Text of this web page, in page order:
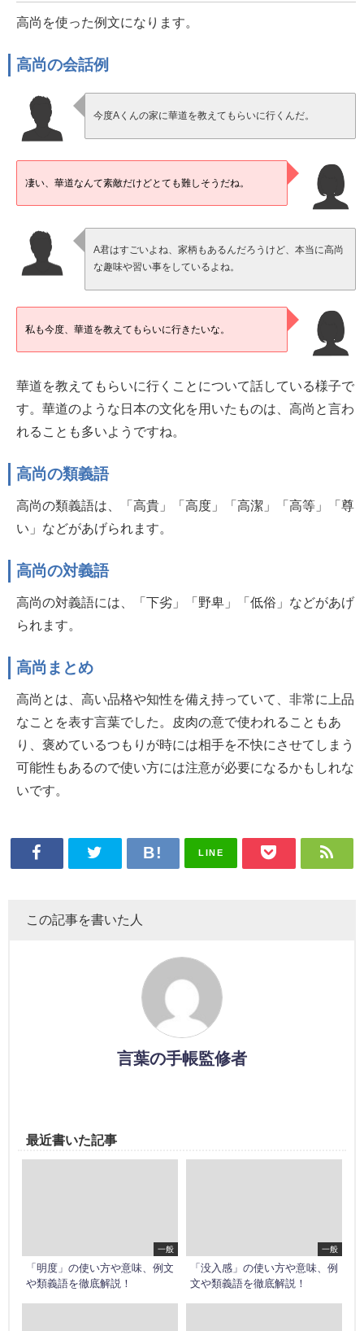
高尚を使った例文になります。
高尚の会話例
今度Aくんの家に華道を教えてもらいに行くんだ。
凄い、華道なんて素敵だけどとても難しそうだね。
A君はすごいよね、家柄もあるんだろうけど、本当に高尚
な趣味や習い事をしているよね。
私も今度、華道を教えてもらいに行きたいな。
華道を教えてもらいに行くことについて話している様子で
す。華道のような日本の文化を用いたものは、高尚と言わ
れることも多いようですね。
高尚の類義語
高尚の類義語は、「高貴」「高度」「高潔」「高等」「尊
い」などがあげられます。
高尚の対義語
高尚の対義語には、「下劣」「野卑」「低俗」などがあげ
られます。
高尚まとめ
高尚とは、高い品格や知性を備え持っていて、非常に上品
なことを表す言葉でした。皮肉の意で使われることもあ
り、褒めているつもりが時には相手を不快にさせてしまう
可能性もあるので使い方には注意が必要になるかもしれな
いです。
LINE
この記事を書いた人
言葉の手帳監修者
最近書いた記事
一般
「明度」の使い方や意味、例文
や類義語を徹底解説！
一般
「没入感」の使い方や意味、例
文や類義語を徹底解説！